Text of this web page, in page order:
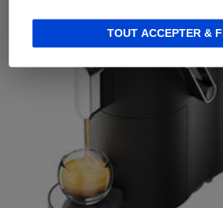
TOUT ACCEPTER &